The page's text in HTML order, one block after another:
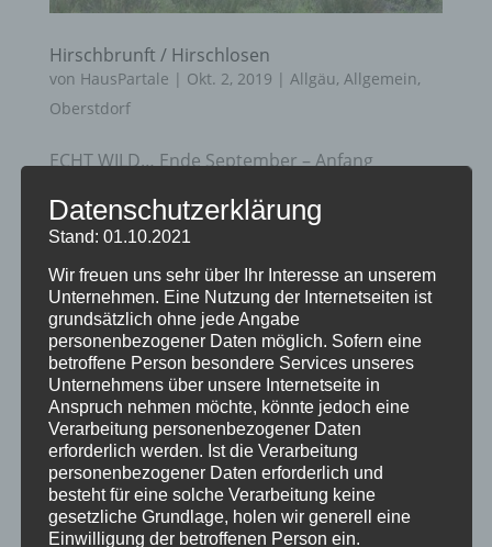
Hirschbrunft / Hirschlosen
von HausPartale | Okt. 2, 2019 | Allgäu, Allgemein,
Oberstdorf
ECHT WILD… Ende September – Anfang
Einbruch der Dämmerung auf Waldlichtungen
rund um Oberstdorf die Paarungszeit der
Hirsche hautnah erleben. Es ist schon ein ganz
besonderes Ereignis bzw. Naturschauspiel
wenn der...
Datenschutzerklärung
Stand: 01.10.2021
Wir freuen uns sehr über Ihr Interesse an unserem
Unternehmen. Eine Nutzung der Internetseiten ist
grundsätzlich ohne jede Angabe
personenbezogener Daten möglich. Sofern eine
betroffene Person besondere Services unseres
Unternehmens über unsere Internetseite in
Anspruch nehmen möchte, könnte jedoch eine
Verarbeitung personenbezogener Daten
erforderlich werden. Ist die Verarbeitung
personenbezogener Daten erforderlich und
besteht für eine solche Verarbeitung keine
gesetzliche Grundlage, holen wir generell eine
Einwilligung der betroffenen Person ein.